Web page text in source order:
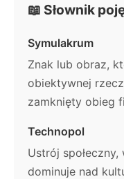
📖 Słownik
Symulakrum
Znak lub obraz,
obiektywnej
zamknięty obieg
Technopol
Ustrój
dominuje nad